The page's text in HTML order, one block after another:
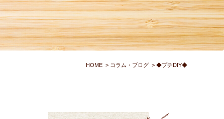
HOME コラム・ブログ ◆プチDIY◆